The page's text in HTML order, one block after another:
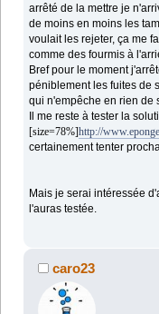
arrêté de la mettre je
de moins en moins les
voulait les rejeter, ça me
comme des fourmis à
Bref pour le moment
péniblement les fuites de
qui n'empêche en rien de
Il me reste à tester la
[size=78%]http://
certainement tenter
Mais je serai intéressée
l'auras testée.
caro23